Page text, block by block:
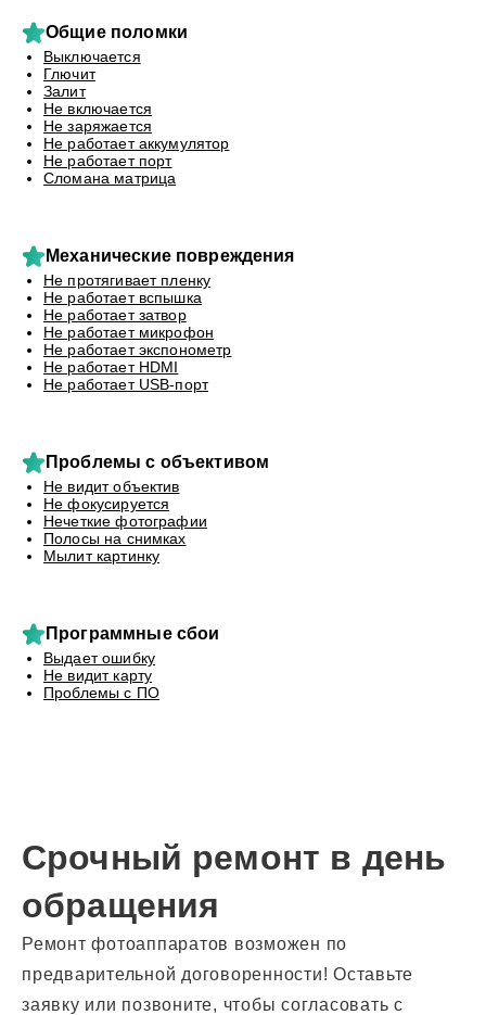
Общие поломки
Выключается
Глючит
Залит
Не включается
Не заряжается
Не работает аккумулятор
Не работает порт
Сломана матрица
Механические повреждения
Не протягивает пленку
Не работает вспышка
Не работает затвор
Не работает микрофон
Не работает экспонометр
Не работает HDMI
Не работает USB-порт
Проблемы с объективом
Не видит объектив
Не фокусируется
Нечеткие фотографии
Полосы на снимках
Мылит картинку
Программные сбои
Выдает ошибку
Не видит карту
Проблемы с ПО
Срочный ремонт в день
обращения
Ремонт фотоаппаратов возможен по
предварительной договоренности! Оставьте
заявку или позвоните, чтобы согласовать с